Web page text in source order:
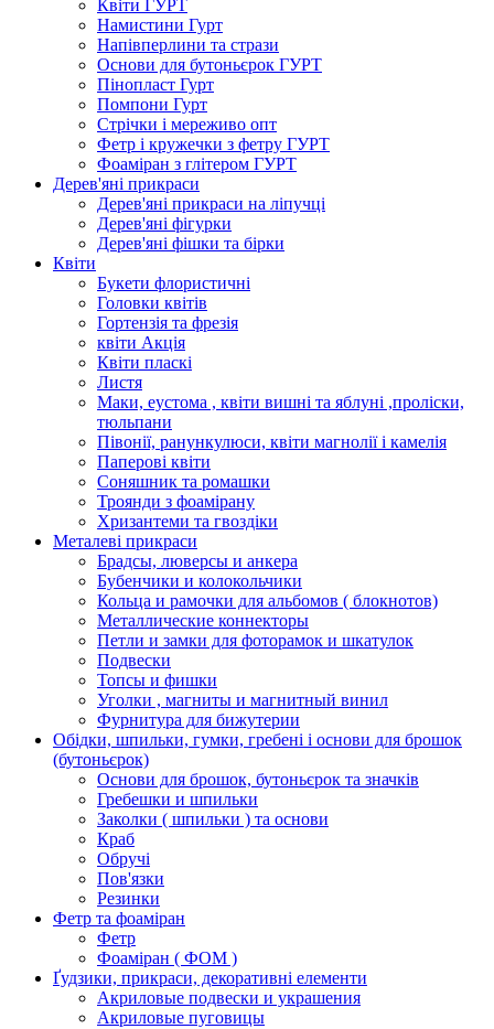
Квіти ГУРТ
Намистини Гурт
Напівперлини та стрази
Основи для бутоньєрок ГУРТ
Пінопласт Гурт
Помпони Гурт
Стрічки і мереживо опт
Фетр і кружечки з фетру ГУРТ
Фоаміран з глітером ГУРТ
Дерев'яні прикраси
Дерев'яні прикраси на ліпучці
Дерев'яні фігурки
Дерев'яні фішки та бірки
Квіти
Букети флористичні
Головки квітів
Гортензія та фрезія
квіти Акція
Квіти пласкі
Листя
Маки, еустома , квіти вишні та яблуні ,проліски,
тюльпани
Півонії, ранункулюси, квіти магнолії і камелія
Паперові квіти
Соняшник та ромашки
Троянди з фоамірану
Хризантеми та гвоздіки
Металеві прикраси
Брадсы, люверсы и анкера
Бубенчики и колокольчики
Кольца и рамочки для альбомов ( блокнотов)
Металлические коннекторы
Петли и замки для фоторамок и шкатулок
Подвески
Топсы и фишки
Уголки , магниты и магнитный винил
Фурнитура для бижутерии
Обідки, шпильки, гумки, гребені і основи для брошок
(бутоньєрок)
Основи для брошок, бутоньєрок та значків
Гребешки и шпильки
Заколки ( шпильки ) та основи
Краб
Обручі
Пов'язки
Резинки
Фетр та фоаміран
Фетр
Фоаміран ( ФОМ )
Ґудзики, прикраси, декоративні елементи
Акриловые подвески и украшения
Акриловые пуговицы